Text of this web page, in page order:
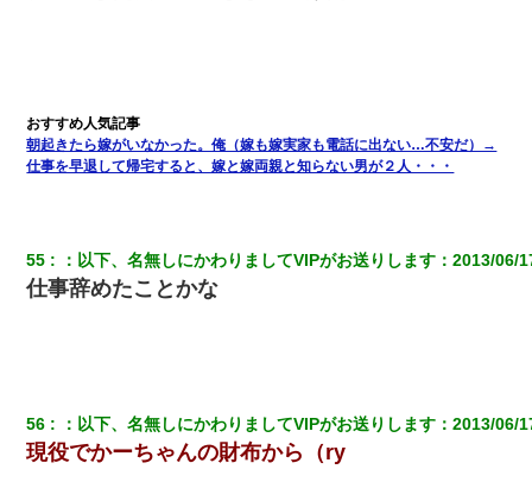
朝起きたら嫁がいなかった。俺（嫁も嫁実家も電話に出ない…不安だ）→
仕事を早退して帰宅すると、嫁と嫁両親と知らない男が２人・・・
55 ： 以下、名無しにかわりましてVIPがお送りします ：2013/06/
仕事辞めたことかな
56 ： 以下、名無しにかわりましてVIPがお送りします ：2013/06/
現役でかーちゃんの財布から（ry